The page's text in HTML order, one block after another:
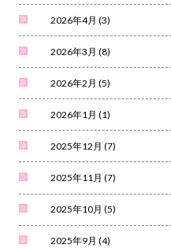
2026年4月 (3)
2026年3月 (8)
2026年2月 (5)
2026年1月 (1)
2025年12月 (7)
2025年11月 (7)
2025年10月 (5)
2025年9月 (4)